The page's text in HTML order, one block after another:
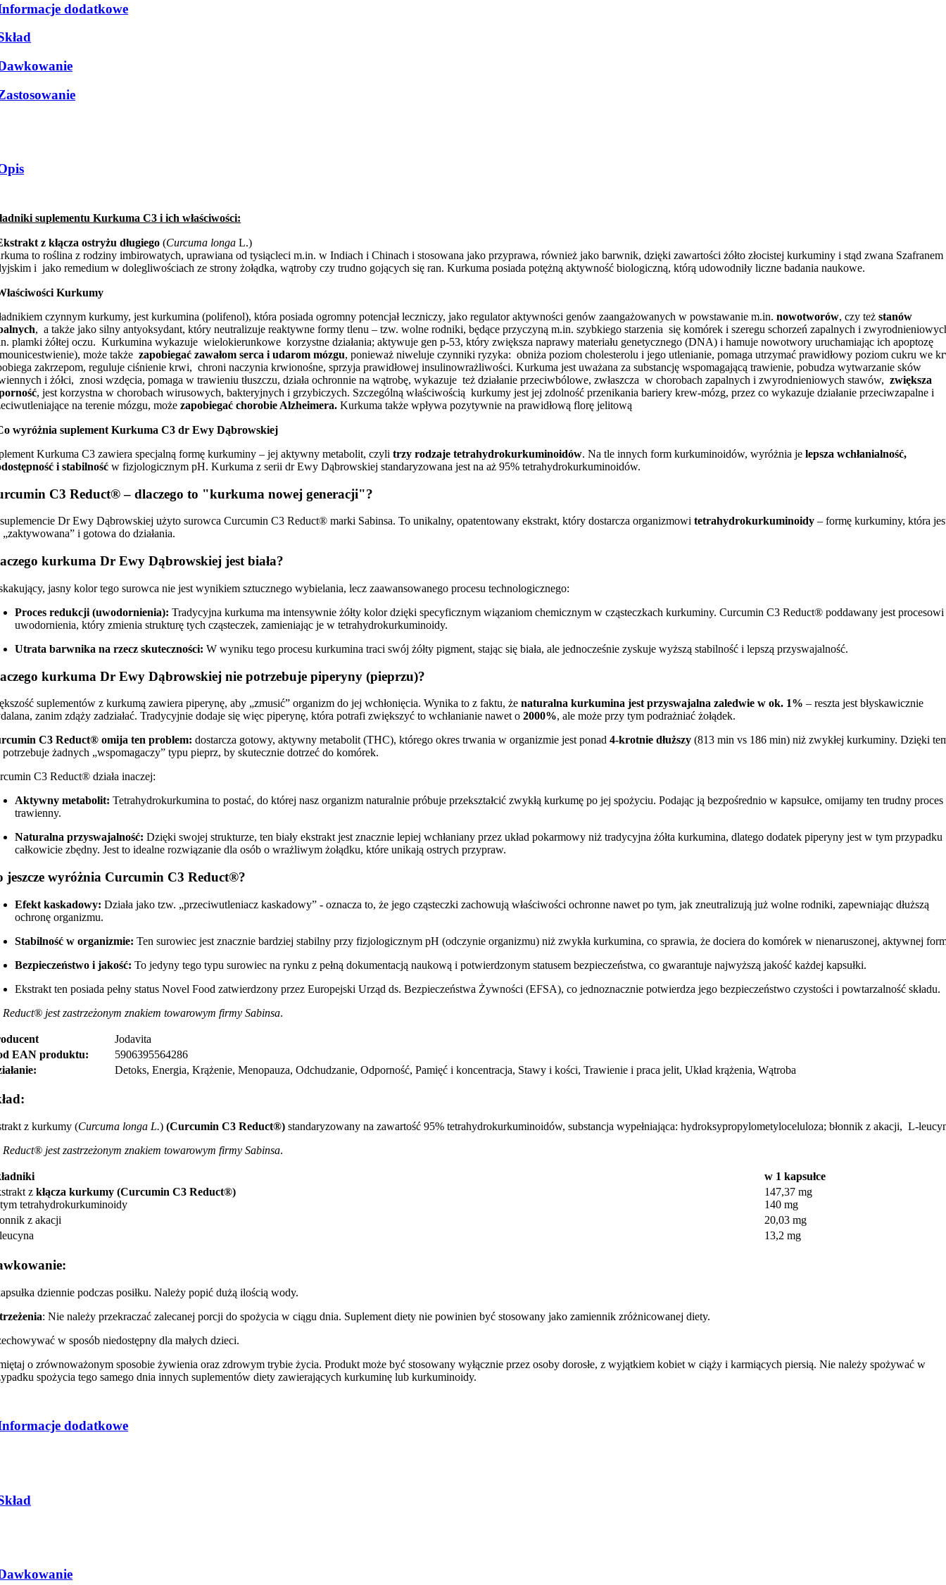
dodatkowe
suplementu Kurkuma C3 i ich właściwości:
z kłącza ostryżu długiego (Curcuma longaL.)
to roślina z rodziny imbirowatych, uprawiana od tysiącleci m.in. w Indiach i Chinach i stosowana jako przyprawa, również jako barwnik, dzięki zawartości żółto złocistej kurkuminy i stąd zwana Szafranem
i jako remedium w dolegliwościach ze strony żołądka, wątroby czy trudno gojących się ran. Kurkuma posiada potężną aktywność biologiczną, którą udowodniły liczne badania naukowe.
Kurkumy
czynnym kurkumy, jest kurkumina (polifenol), która posiada ogromny potencjał leczniczy, jako regulator aktywności genów zaangażowanych w powstawanie m.in.nowotworów, czy teżstanów
, a także jako silny antyoksydant, który neutralizuje reaktywne formy tlenu – tzw. wolne rodniki, będące przyczyną m.in. szybkiego starzenia się komórek i szeregu schorzeń zapalnych i
plamki żółtej oczu. Kurkumina wykazuje wielokierunkowe korzystne działania; aktywuje gen p-53, który zwiększa naprawy materiału genetycznego (DNA) i hamuje nowotwory uruchamiając ich apoptozę
może takżezapobiegać zawałom serca i udarom mózgu, ponieważ niweluje czynniki ryzyka: obniża poziom cholesterolu i jego utlenianie, pomaga utrzymać prawidłowy poziom cukru we
zakrzepom, reguluje ciśnienie krwi, chroni naczynia krwionośne, sprzyja prawidłowej insulinowrażliwości. Kurkuma jest uważana za substancję wspomagającą trawienie, pobudza wytwarzanie sków
i żółci, znosi wzdęcia, pomaga w trawieniu tłuszczu, działa ochronnie na wątrobę, wykazuje też działanie przeciwbólowe, zwłaszcza w chorobach zapalnych i zwyrodnieniowych stawów,zwiększa
, jest korzystna w chorobach wirusowych, bakteryjnych i grzybiczych. Szczególną właściwością kurkumy jest jej zdolność przenikania bariery krew-mózg, przez co wykazuje działanie przeciwzapalne i
na terenie mózgu, możezapobiegać chorobie Alzheimera.Kurkuma także wpływa pozytywnie na prawidłową florę jelitową
wyróżnia suplement Kurkuma C3 dr Ewy Dąbrowskiej
Kurkuma C3 zawiera specjalną formę kurkuminy – jej aktywny metabolit, czylitrzy rodzaje tetrahydrokurkuminoidów. Na tle innych form kurkuminoidów, wyróżnia jelepsza wchłanialność,
i stabilnośćw fizjologicznym pH. Kurkuma z serii dr Ewy Dąbrowskiej standaryzowana jest na aż 95% tetrahydrokurkuminoidów.
C3 Reduct® – dlaczego to "kurkuma nowej generacji"?
Dr Ewy Dąbrowskiej użyto surowca Curcumin C3 Reduct® marki Sabinsa. To unikalny, opatentowany ekstrakt, który dostarcza organizmowitetrahydrokurkuminoidy – formę kurkuminy, która
„zaktywowana” i gotowa do działania.
kurkuma Dr Ewy Dąbrowskiej jest biała?
jasny kolor tego surowca nie jest wynikiem sztucznego wybielania, lecz zaawansowanego procesu technologicznego:
Proces redukcji (uwodornienia): Tradycyjna kurkuma ma intensywnie żółty kolor dzięki specyficznym wiązaniom chemicznym w cząsteczkach kurkuminy. Curcumin C3 Reduct® poddawany jest procesowi
uwodornienia, który zmienia strukturę tych cząsteczek, zamieniając je w tetrahydrokurkuminoidy.
Utrata barwnika na rzecz skuteczności: W wyniku tego procesu kurkumina traci swój żółty pigment, stając się biała, ale jednocześnie zyskuje wyższą stabilność i lepszą przyswajalność.
kurkuma Dr Ewy Dąbrowskiej nie potrzebuje piperyny (pieprzu)?
suplementów z kurkumą zawiera piperynę, aby „zmusić” organizm do jej wchłonięcia. Wynika to z faktu, żenaturalna kurkumina jest przyswajalna zaledwie w ok. 1% – reszta jest błyskawicznie
zanim zdąży zadziałać. Tradycyjnie dodaje się więc piperynę, która potrafi zwiększyć to wchłanianie nawet o2000%, ale może przy tym podrażniać żołądek.
C3 Reduct® omija ten problem: dostarcza gotowy, aktywny metabolit (THC), którego okres trwania w organizmie jest ponad4-krotnie dłuższy (813 min vs 186 min) niż zwykłej kurkuminy. Dzięki
potrzebuje żadnych „wspomagaczy” typu pieprz, by skutecznie dotrzeć do komórek.
C3 Reduct® działa inaczej:
Aktywny metabolit: Tetrahydrokurkumina to postać, do której nasz organizm naturalnie próbuje przekształcić zwykłą kurkumę po jej spożyciu. Podając ją bezpośrednio w kapsułce, omijamy ten trudny proces
trawienny.
Naturalna przyswajalność: Dzięki swojej strukturze, ten biały ekstrakt jest znacznie lepiej wchłaniany przez układ pokarmowy niż tradycyjna żółta kurkumina, dlatego dodatek piperyny jest w tym przypadku
całkowicie zbędny. Jest to idealne rozwiązanie dla osób o wrażliwym żołądku, które unikają ostrych przypraw.
jeszcze wyróżnia Curcumin C3 Reduct®?
Efekt kaskadowy: Działa jako tzw. „przeciwutleniacz kaskadowy” - oznacza to, że jego cząsteczki zachowują właściwości ochronne nawet po tym, jak zneutralizują już wolne rodniki, zapewniając dłuższą
ochronę organizmu.
Stabilność w organizmie: Ten surowiec jest znacznie bardziej stabilny przy fizjologicznym pH (odczynie organizmu) niż zwykła kurkumina, co sprawia, że dociera do komórek w nienaruszonej, aktywnej
Bezpieczeństwo i jakość: To jedyny tego typu surowiec na rynku z pełną dokumentacją naukową i potwierdzonym statusem bezpieczeństwa, co gwarantuje najwyższą jakość każdej kapsułki.
Ekstrakt ten posiada pełny status Novel Food zatwierdzony przez Europejski Urząd ds. Bezpieczeństwa Żywności (EFSA), co jednoznacznie potwierdza jego bezpieczeństwo czystości i powtarzalność składu.
Reduct® jest zastrzeżonym znakiem towarowym firmy Sabinsa.
Jodavita
EAN produktu:
5906395564286
Detoks, Energia, Krążenie, Menopauza, Odchudzanie, Odporność, Pamięć i koncentracja, Stawy i kości, Trawienie i praca jelit, Układ krążenia, Wątroba
z kurkumy (Curcuma longa L.)(CurcuminC3 Reduct®) standaryzowany na zawartość 95% tetrahydrokurkuminoidów, substancja wypełniająca: hydroksypropylometyloceluloza; błonnik z akacji, L-
Reduct® jest zastrzeżonym znakiem towarowym firmy Sabinsa.
w 1 kapsułce
zkłącza kurkumy (CurcuminC3 Reduct®)
tetrahydrokurkuminoidy
147,37 mg
140 mg
z akacji
20,03 mg
13,2 mg
dziennie podczas posiłku. Należy popić dużą ilością wody.
: Nie należy przekraczać zalecanej porcji do spożycia w ciągu dnia. Suplement diety nie powinien być stosowany jako zamiennik zróżnicowanej diety.
w sposób niedostępny dla małych dzieci.
o zrównoważonym sposobie żywienia oraz zdrowym trybie życia. Produkt może być stosowany wyłącznie przez osoby dorosłe, z wyjątkiem kobiet w ciąży i karmiących piersią. Nie należy spożywać w
spożycia tego samego dnia innych suplementów diety zawierających kurkuminę lub kurkuminoidy.
dodatkowe